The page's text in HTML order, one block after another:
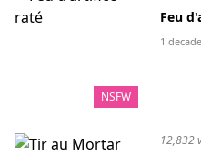
NSFW
Feu
1 decade
12,832